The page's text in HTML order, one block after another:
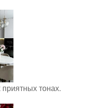
тонах.